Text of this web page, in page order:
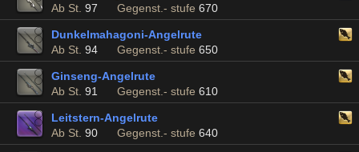
Ab St. 97 Gegenst.- stufe 670
Dunkelmahagoni-Angelrute
Ab St. 94 Gegenst.- stufe 650
Ginseng-Angelrute
Ab St. 91 Gegenst.- stufe 610
Leitstern-Angelrute
Ab St. 90 Gegenst.- stufe 640